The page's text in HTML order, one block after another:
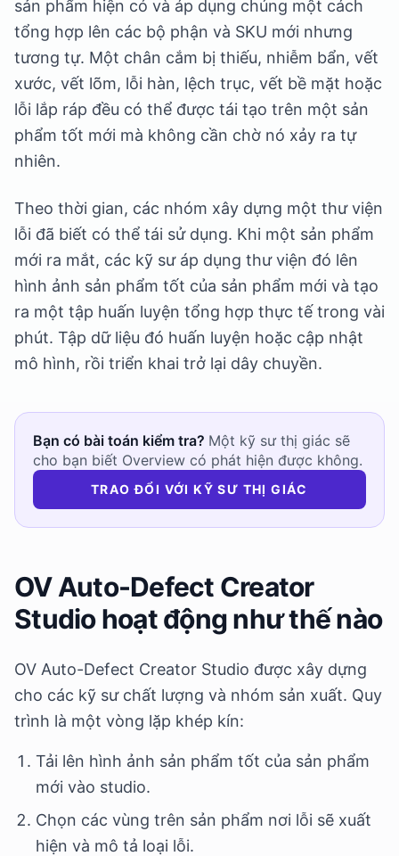
sản phẩm hiện có và áp dụng chúng một cách
tổng hợp lên các bộ phận và SKU mới nhưng
tương tự. Một chân cắm bị thiếu, nhiễm bẩn, vết
xước, vết lõm, lỗi hàn, lệch trục, vết bề mặt hoặc
lỗi lắp ráp đều có thể được tái tạo trên một sản
phẩm tốt mới mà không cần chờ nó xảy ra tự
nhiên.
Theo thời gian, các nhóm xây dựng một thư viện
lỗi đã biết có thể tái sử dụng. Khi một sản phẩm
mới ra mắt, các kỹ sư áp dụng thư viện đó lên
hình ảnh sản phẩm tốt của sản phẩm mới và tạo
ra một tập huấn luyện tổng hợp thực tế trong vài
phút. Tập dữ liệu đó huấn luyện hoặc cập nhật
mô hình, rồi triển khai trở lại dây chuyền.
Bạn có bài toán kiểm tra? Một kỹ sư thị giác sẽ
cho bạn biết Overview có phát hiện được không.
TRAO ĐỔI VỚI KỸ SƯ THỊ GIÁC
OV Auto-Defect Creator
Studio hoạt động như thế nào
OV Auto-Defect Creator Studio được xây dựng
cho các kỹ sư chất lượng và nhóm sản xuất. Quy
trình là một vòng lặp khép kín:
Tải lên hình ảnh sản phẩm tốt của sản phẩm
mới vào studio.
Chọn các vùng trên sản phẩm nơi lỗi sẽ xuất
hiện và mô tả loại lỗi.